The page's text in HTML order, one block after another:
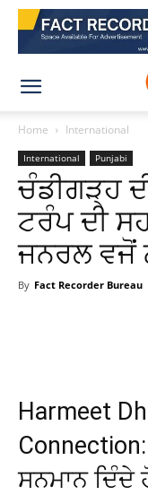
Home International
International Punjabi
ਚੰਡੀਗੜ੍ਹ
ਟਰੰਪ ਦੀ
ਜਨਰਲ ਵਜੋਂ
By Fact Recorder Bureau
Harmeet
ਸਨਮਾਨ ਦਿੰਦੇ